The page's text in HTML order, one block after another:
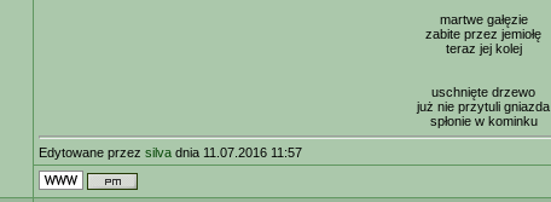
martwe gałęzie
zabite przez jemiołę
teraz jej kolej
uschnięte drzewo
już nie przytuli gniazda
spłonie w kominku
Edytowane przez silva dnia 11.07.2016 11:57